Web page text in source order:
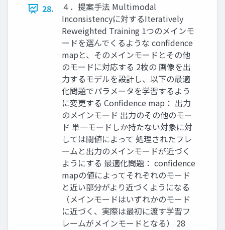
28.
４．提案手法 Multimodal
Inconsistencyに対するIteratively
Reweighted Training 1つのメインモ
ードを選んでくるような confidence
mapと、そのメインモードとその他
のモードに対応する 2枚の 画像を出
力するモデルを設計し、以下の最適
化問題でパラメータを学習するよう
に変更する Confidence map： 出力
のメインモード 出力のその他のモー
ド 単一モードしか持たない対象に対
しては閾値によって 処理されたフレ
ームと出力のメインモードが近づく
ようにする 最適化問題： confidence
mapの値によってそれぞれのモード
と近い部分がより近づくようになる
（メインモードはいずれかのモード
に近づく、実際は最初に渡す学習フ
レームがメインモードとなる） 28